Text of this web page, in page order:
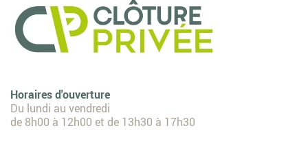
Horaires d'ouverture
Du lundi au vendredi
de 8h00 à 12h00 et de 13h30 à 17h30